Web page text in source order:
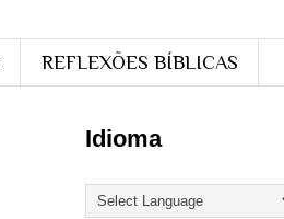
REFLEXÕES BÍBLICAS
Idioma